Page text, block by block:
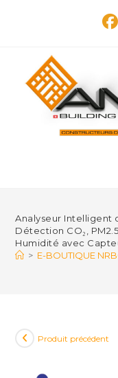
Analyseur Intelligent
Détection CO₂,
Humidité avec
> E-BOUTIQUE
Produit précédent